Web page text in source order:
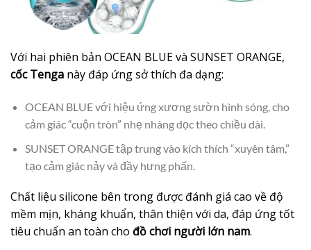
Với hai phiên bản OCEAN BLUE và SUNSET ORANGE,
cốc Tenga này đáp ứng sở thích đa dạng:
OCEAN BLUE với hiệu ứng xương sườn hình sóng, cho
cảm giác “cuộn tròn” nhẹ nhàng dọc theo chiều dài.
SUNSET ORANGE tập trung vào kích thích “xuyên tâm,”
tạo cảm giác nảy và đầy hưng phấn.
Chất liệu silicone bên trong được đánh giá cao về độ
mềm mịn, kháng khuẩn, thân thiện với da, đáp ứng tốt
tiêu chuẩn an toàn cho đồ chơi người lớn nam.